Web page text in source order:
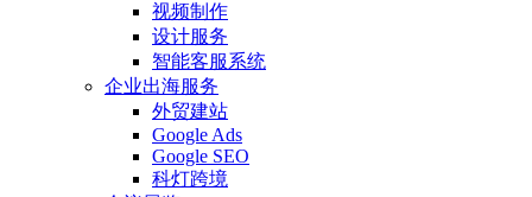
视频制作
设计服务
智能客服系统
企业出海服务
外贸建站
Google Ads
Google SEO
科灯跨境